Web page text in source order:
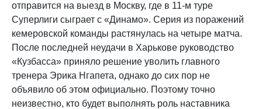
отправится на выезд в Москву, где в 11-м туре
Суперлиги сыграет с «Динамо». Серия из поражений
кемеровской команды растянулась на четыре матча.
После последней неудачи в Харькове руководство
«Кузбасса» приняло решение уволить главного
тренера Эрика Нгапета, однако до сих пор не
объявило об этом официально. Поэтому точно
неизвестно, кто будет выполнять роль наставника